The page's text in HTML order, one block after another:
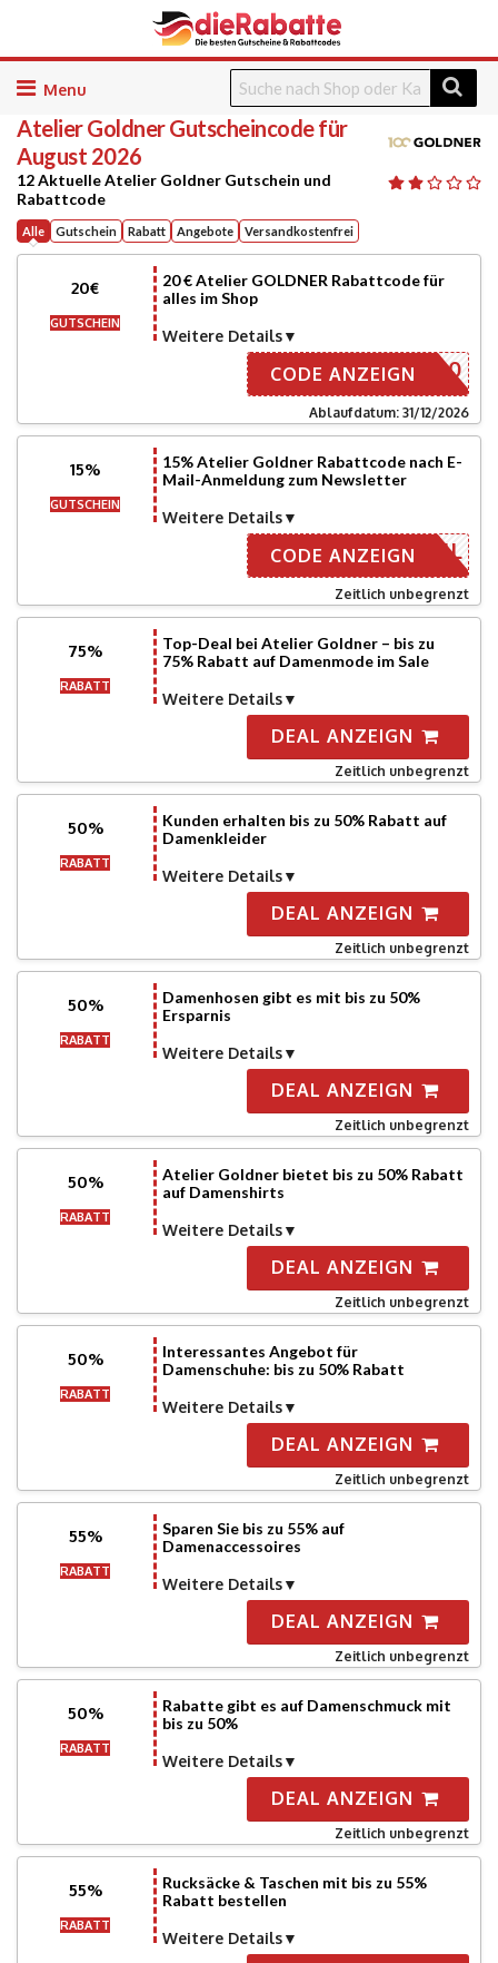
Skip
content
Atelier GoldnerGutscheincode für
August 2026
12 Aktuelle Atelier Goldner Gutschein und
Rabattcode
Alle Gutschein Rabatt Angebote Versandkostenfrei
20€
GUTSCHEIN
20 € Atelier GOLDNER Rabattcode für
alles im Shop
Weitere Details
SGH20
CODE ANZEIGN
Ablaufdatum: 31/12/2026
15%
GUTSCHEIN
15% Atelier Goldner Rabattcode nach E-
Mail-Anmeldung zum Newsletter
Weitere Details
ER EMAIL
CODE ANZEIGN
Zeitlich unbegrenzt
75%
RABATT
Top-Deal bei Atelier Goldner – bis zu
75% Rabatt auf Damenmode im Sale
Weitere Details
DEAL ANZEIGN
Zeitlich unbegrenzt
50%
RABATT
Kunden erhalten bis zu 50% Rabatt auf
Damenkleider
Weitere Details
DEAL ANZEIGN
Zeitlich unbegrenzt
50%
RABATT
Damenhosen gibt es mit bis zu 50%
Ersparnis
Weitere Details
DEAL ANZEIGN
Zeitlich unbegrenzt
50%
RABATT
Atelier Goldner bietet bis zu 50% Rabatt
auf Damenshirts
Weitere Details
DEAL ANZEIGN
Zeitlich unbegrenzt
50%
RABATT
Interessantes Angebot für
Damenschuhe: bis zu 50% Rabatt
Weitere Details
DEAL ANZEIGN
Zeitlich unbegrenzt
55%
RABATT
Sparen Sie bis zu 55% auf
Damenaccessoires
Weitere Details
DEAL ANZEIGN
Zeitlich unbegrenzt
50%
RABATT
Rabatte gibt es auf Damenschmuck mit
bis zu 50%
Weitere Details
DEAL ANZEIGN
Zeitlich unbegrenzt
55%
RABATT
Rucksäcke & Taschen mit bis zu 55%
Rabatt bestellen
Weitere Details